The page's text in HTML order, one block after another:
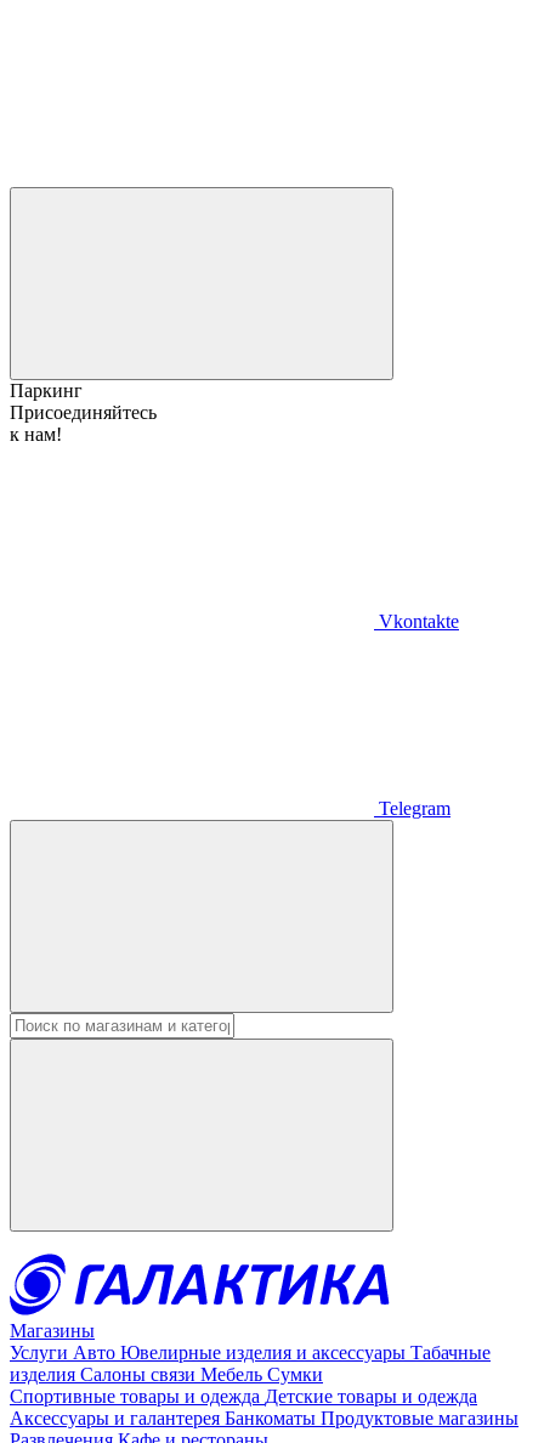
Паркинг
Присоединяйтесь
к нам!
Vkontakte
Telegram
Магазины
Услуги Авто Ювелирные изделия и аксессуары Табачные
изделия Салоны связи Мебель Сумки
Спортивные товары и одежда Детские товары и одежда
Аксессуары и галантерея Банкоматы Продуктовые магазины